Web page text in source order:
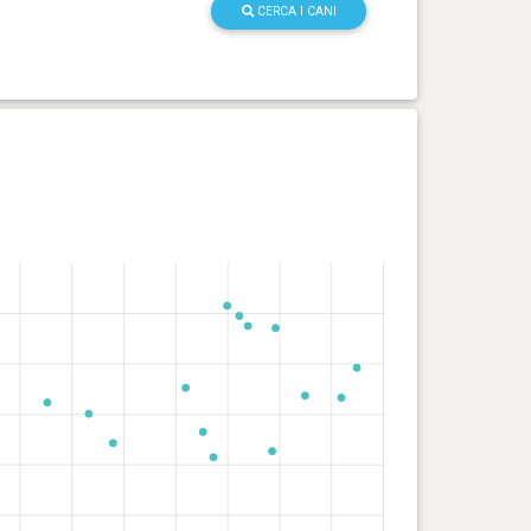
CERCA I CANI